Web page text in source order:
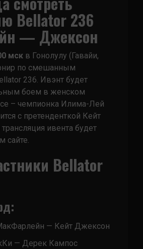
Bellator 236
— Джексон
мск в Гонолулу (Гавайи,
по смешанным
236. Ивэнт будет
боем в женском
– чемпионка Илима-Лей
с претенденткой Кейт
ивента будет
сайте.
Bellator
— Кейт Джексон
— Дерек Кампос